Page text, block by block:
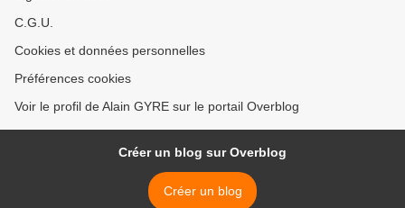
C.G.U.
Cookies et données personnelles
Préférences cookies
Voir le profil de Alain GYRE sur le portail Overblog
Créer un blog sur Overblog
Créer un blog